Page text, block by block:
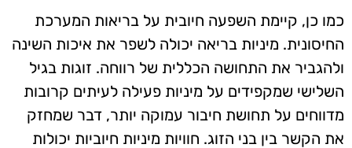
כמו כן, קיימת השפעה חיובית על בריאות המערכת
החיסונית. מיניות בריאה יכולה לשפר את איכות השינה
ולהגביר את התחושה הכללית של רווחה. זוגות בגיל
השלישי שמקפידים על מיניות פעילה לעיתים קרובות
מדווחים על תחושת חיבור עמוקה יותר, דבר שמחזק
את הקשר בין בני הזוג. חוויות מיניות חיוביות יכולות